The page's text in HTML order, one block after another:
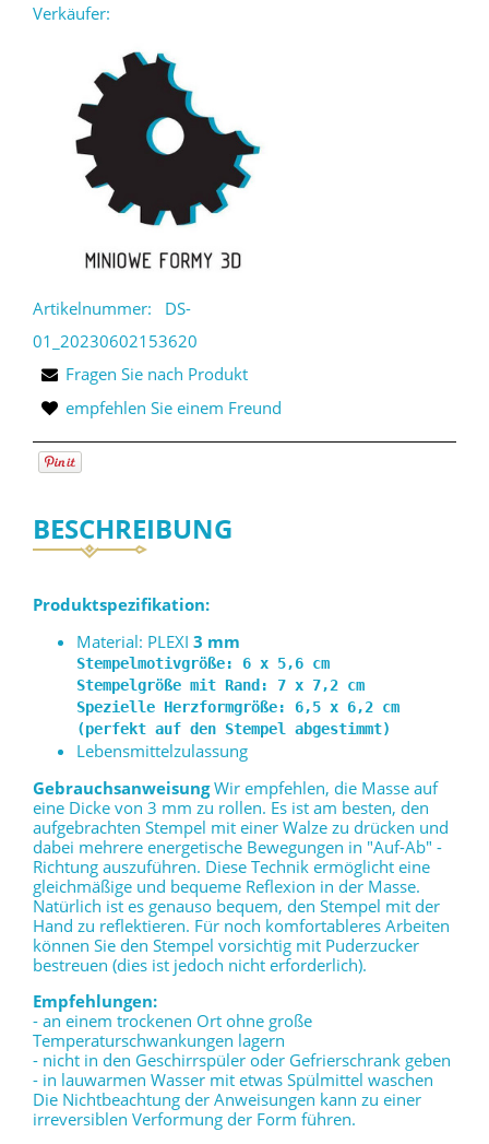
Verkäufer:
Artikelnummer:
DS-
01_20230602153620
Fragen Sie nach Produkt
empfehlen Sie einem Freund
BESCHREIBUNG
Produktspezifikation:
Material: PLEXI 3 mm
Stempelmotivgröße: 6 x 5,6 cm
Stempelgröße mit Rand: 7 x 7,2 cm
Spezielle Herzformgröße: 6,5 x 6,2 cm
(perfekt auf den Stempel abgestimmt)
Lebensmittelzulassung
GebrauchsanweisungWir empfehlen, die Masse auf
eine Dicke von 3 mm zu rollen. Es ist am besten, den
aufgebrachten Stempel mit einer Walze zu drücken und
dabei mehrere energetische Bewegungen in "Auf-Ab" -
Richtung auszuführen. Diese Technik ermöglicht eine
gleichmäßige und bequeme Reflexion in der Masse.
Natürlich ist es genauso bequem, den Stempel mit der
Hand zu reflektieren. Für noch komfortableres Arbeiten
können Sie den Stempel vorsichtig mit Puderzucker
bestreuen (dies ist jedoch nicht erforderlich).
Empfehlungen:
- an einem trockenen Ort ohne große
Temperaturschwankungen lagern
- nicht in den Geschirrspüler oder Gefrierschrank geben
- in lauwarmen Wasser mit etwas Spülmittel waschen
Die Nichtbeachtung der Anweisungen kann zu einer
irreversiblen Verformung der Form führen.